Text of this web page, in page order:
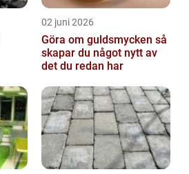
02 juni 2026
Göra om guldsmycken så
skapar du något nytt av
det du redan har